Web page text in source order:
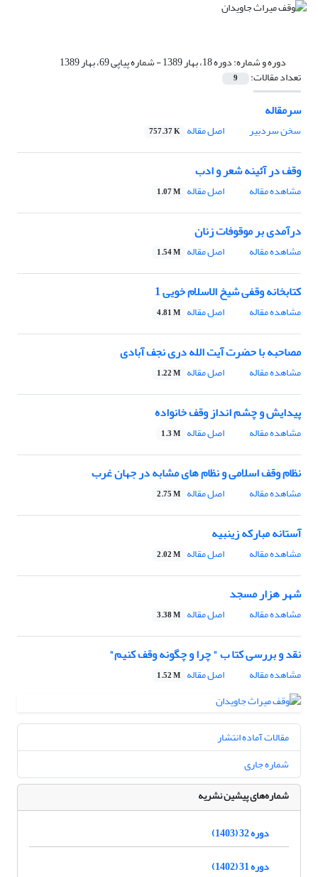
دوره و شماره:دوره 18، بهار 1389 - شماره پیاپی 69، بهار 1389
تعداد مقالات: 9
سرمقاله
سخن سردبیر اصل مقاله 757.37 K
وقف در آئینه شعر و ادب
مشاهده مقاله اصل مقاله 1.07 M
درآمدی بر موقوفات زنان
مشاهده مقاله اصل مقاله 1.54 M
کتابخانه وقفی شیخ الاسلام خویی 1
مشاهده مقاله اصل مقاله 4.81 M
مصاحبه با حضرت آیت الله دری نجف آبادی
مشاهده مقاله اصل مقاله 1.22 M
پیدایش و چشم انداز وقف خانواده
مشاهده مقاله اصل مقاله 1.3 M
نظام وقف اسلامی و نظام های مشابه در جهان غرب
مشاهده مقاله اصل مقاله 2.75 M
آستانه مبارکه زینبیه
مشاهده مقاله اصل مقاله 2.02 M
شهر هزار مسجد
مشاهده مقاله اصل مقاله 3.38 M
نقد و بررسی کتا ب " چرا و چگونه وقف کنیم"
مشاهده مقاله اصل مقاله 1.52 M
مقالات آماده انتشار
شماره جاری
شماره‌های پیشین نشریه
دوره 32 (1403)
دوره 31 (1402)